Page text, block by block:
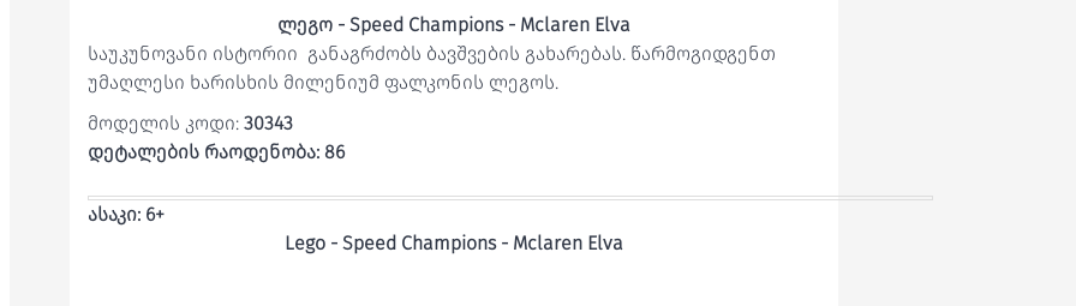
ლეგო - Speed Champions - Mclaren Elva
საუკუნოვანი ისტორიი განაგრძობს ბავშვების გახარებას. წარმოგიდგენთ
უმაღლესი ხარისხის მილენიუმ ფალკონის ლეგოს.
მოდელის კოდი: 30343
დეტალების რაოდენობა: 86
ასაკი: 6+
Lego - Speed Champions - Mclaren Elva